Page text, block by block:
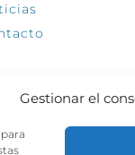
Gestionar el